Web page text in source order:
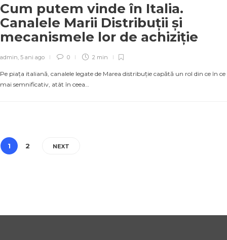
Cum putem vinde în Italia.
Canalele Marii Distribuții și
mecanismele lor de achiziție
admin, 5 ani ago 0 2 min
Pe piața italiană, canalele legate de Marea distribuție capătă un rol din ce în ce
mai semnificativ, atât în ceea…
1 2 NEXT